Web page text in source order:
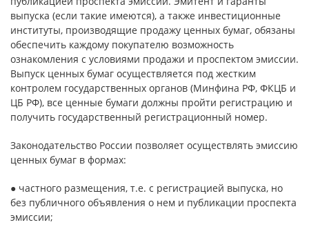
выпуска (если такие имеются), а также инвестиционные
институты, производящие продажу ценных бумаг, обязаны
обеспечить каждому покупателю возможность
ознакомления с условиями продажи и проспектом эмиссии.
Выпуск ценных бумаг осуществляется под жестким
контролем государственных органов (Минфина РФ, ФКЦБ и
ЦБ РФ), все ценные бумаги должны пройти регистрацию и
получить государственный регистрационный номер.
Законодательство России позволяет осуществлять эмиссию
ценных бумаг в формах:
● частного размещения, т.е. с регистрацией выпуска, но
без публичного объявления о нем и публикации проспекта
эмиссии;